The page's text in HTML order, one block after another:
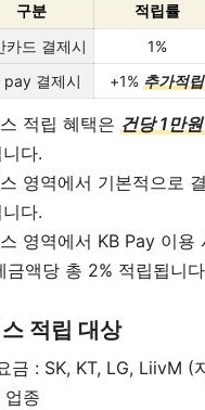
구분 적립률
카드 결제시 1%
pay 결제시
+1% 추가적립
적립 혜택은 건당 1만
다.
영역에서 기본적으로
다.
영역에서 KB Pay 이용
금액당 총 2% 적립됩니다
적립 대상
금 : SK, KT, LG, LiivM (
업종